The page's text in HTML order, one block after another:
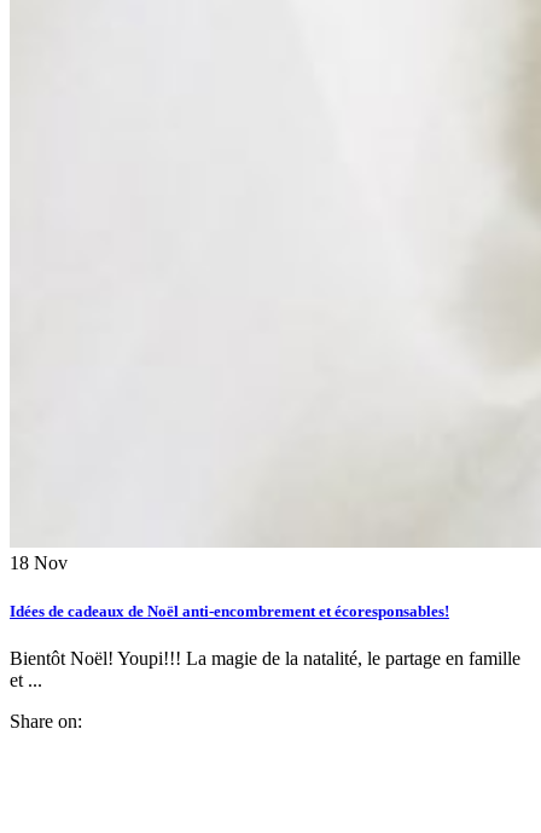
18 Nov
Idées de cadeaux de Noël anti-encombrement et écoresponsables!
Bientôt Noël! Youpi!!! La magie de la natalité, le partage en famille
et ...
Share on: